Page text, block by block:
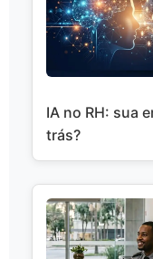
IA no RH: sua
trás?